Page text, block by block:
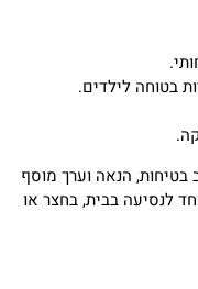
בטיחות, הנאה וערך מוסף
לנסיעה בבית, בחצר או